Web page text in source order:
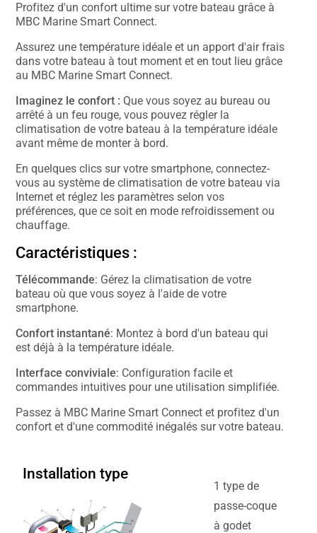
Profitez d'un confort ultime sur votre bateau grâce à
MBC Marine Smart Connect.
Assurez une température idéale et un apport d'air frais
dans votre bateau à tout moment et en tout lieu grâce
au MBC Marine Smart Connect.
Imaginez le confort : Que vous soyez au bureau ou
arrêté à un feu rouge, vous pouvez régler la
climatisation de votre bateau à la température idéale
avant même de monter à bord.
En quelques clics sur votre smartphone, connectez-
vous au système de climatisation de votre bateau via
Internet et réglez les paramètres selon vos
préférences, que ce soit en mode refroidissement ou
chauffage.
Caractéristiques :
Télécommande: Gérez la climatisation de votre
bateau où que vous soyez à l'aide de votre
smartphone.
Confort instantané: Montez à bord d'un bateau qui
est déjà à la température idéale.
Interface conviviale: Configuration facile et
commandes intuitives pour une utilisation simplifiée.
Passez à MBC Marine Smart Connect et profitez d'un
confort et d'une commodité inégalés sur votre bateau.
Installation type
1 type de
passe-coque
à godet